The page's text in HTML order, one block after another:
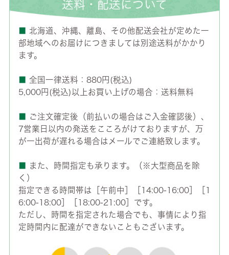
送料・配送について
北海道、沖縄、離島、その他配送会社が定めた一
部地域へのお届けにつきましては別途送料がかかり
ます。
全国一律送料：880円(税込)
5,000円(税込)以上お買い上げの場合：送料無料
ご注文確定後（前払いの場合はご入金確認後）、
7営業日以内の発送をこころがけておりますが、万
が一出荷が遅れる場合はメールでご連絡致します。
また、時間指定も承ります。（※大型商品を除
く）
指定できる時間帯は［午前中］［14:00-16:00］［1
6:00-18:00］［18:00-21:00］です。
ただし、時間を指定された場合でも、事情により指
定時間内に配達ができないこともございます。